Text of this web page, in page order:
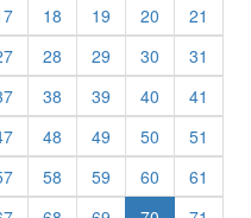
18 19 20
21
28 29 30
31
38 39 40
41
48 49 50
51
58 59 60
61